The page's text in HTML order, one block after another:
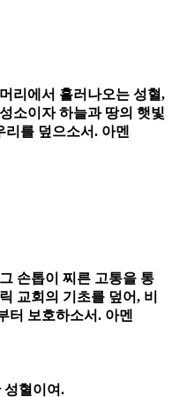
리에서 흘러나오는 성혈,
소이자 하늘과 땅의 햇빛
를 덮으소서. 아멘
손톱이 찌른 고통을 통
교회의 기초를 덮어, 비
터 보호하소서. 아멘
성혈이여.